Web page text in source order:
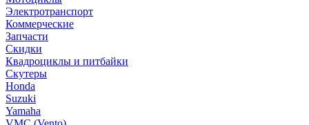
Электротранспорт
Коммерческие
Запчасти
Скидки
Квадроциклы и питбайки
Скутеры
Honda
Suzuki
Yamaha